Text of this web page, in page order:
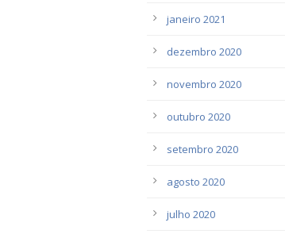
janeiro 2021
dezembro 2020
novembro 2020
outubro 2020
setembro 2020
agosto 2020
julho 2020